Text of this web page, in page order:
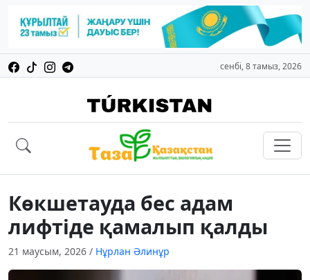
сенбі, 8 тамыз, 2026
Көкшетауда бес адам
лифтіде қамалып қалды
21 маусым, 2026 / Нұрлан Әлинұр